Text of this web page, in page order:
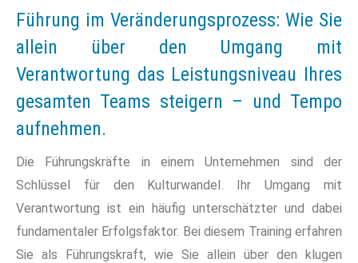
Führung im Veränderungsprozess: Wie Sie
allein über den Umgang mit
Verantwortung das Leistungsniveau Ihres
gesamten Teams steigern – und Tempo
aufnehmen.
Die Führungskräfte in einem Unternehmen sind der
Schlüssel für den Kulturwandel. Ihr Umgang mit
Verantwortung ist ein häufig unterschätzter und dabei
fundamentaler Erfolgsfaktor. Bei diesem Training erfahren
Sie als Führungskraft, wie Sie allein über den klugen